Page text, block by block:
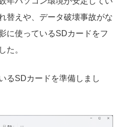
替えや、データ破壊事故がな
に使っているSDカードをフ
た。
るSDカードを準備しまし